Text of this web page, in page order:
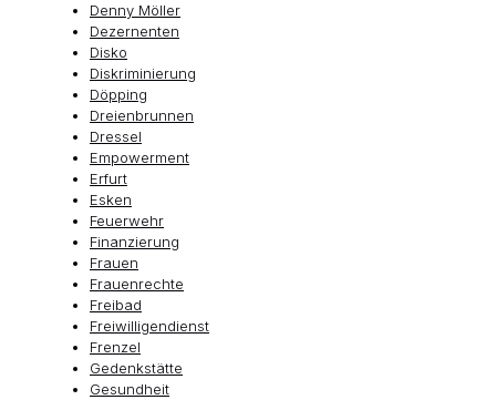
Denny Möller
Dezernenten
Disko
Diskriminierung
Döpping
Dreienbrunnen
Dressel
Empowerment
Erfurt
Esken
Feuerwehr
Finanzierung
Frauen
Frauenrechte
Freibad
Freiwilligendienst
Frenzel
Gedenkstätte
Gesundheit